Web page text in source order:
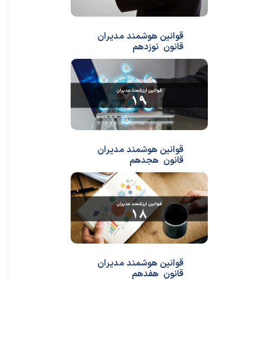
قوانین هوشمند مدیران
قانون نوزدهم
قوانین هوشمند مدیران
قانون هجدهم
قوانین هوشمند مدیران
قانون هفدهم